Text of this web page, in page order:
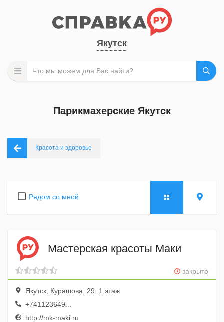
Якутск
Парикмахерские Якутск
Красота и здоровье
Рядом со мной
Мастерская красоты Маки
закрыто
Якутск, Курашова, 29, 1 этаж
+741123649...
http://mk-maki.ru